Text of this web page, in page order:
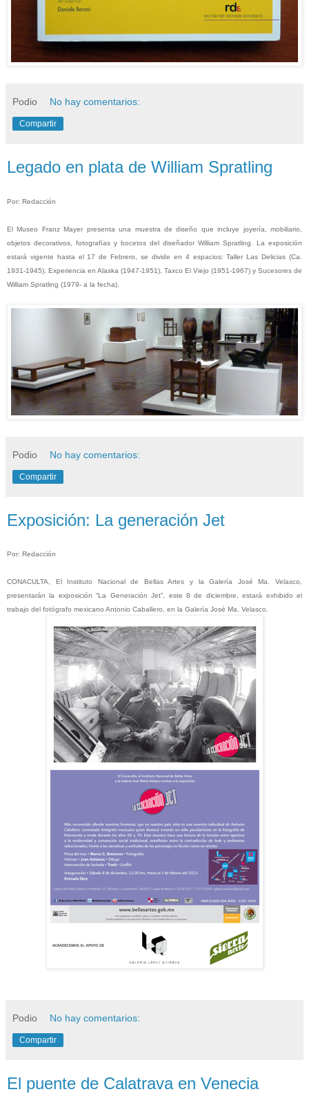
Podio No hay comentarios:
Compartir
Legado en plata de William Spratling
Por: Redacción
El Museo Franz Mayer presenta una muestra de diseño que incluye joyería, mobiliario,
objetos decorativos, fotografías y bocetos del diseñador William Spratling. La exposición
estará vigente hasta el 17 de Febrero, se divide en 4 espacios: Taller Las Delicias (Ca.
1931-1945), Experiencia en Alaska (1947-1951), Taxco El Viejo (1951-1967) y Sucesores de
William Spratling (1979- a la fecha).
Podio No hay comentarios:
Compartir
Exposición: La generación Jet
Por: Redacción
CONACULTA, El Instituto Nacional de Bellas Artes y la Galería José Ma. Velasco,
presentarán la exposición “La Generación Jet”, este 8 de diciembre, estará exhibido el
trabajo del fotógrafo mexicano Antonio Caballero, en la Galería José Ma. Velasco.
Podio No hay comentarios:
Compartir
El puente de Calatrava en Venecia